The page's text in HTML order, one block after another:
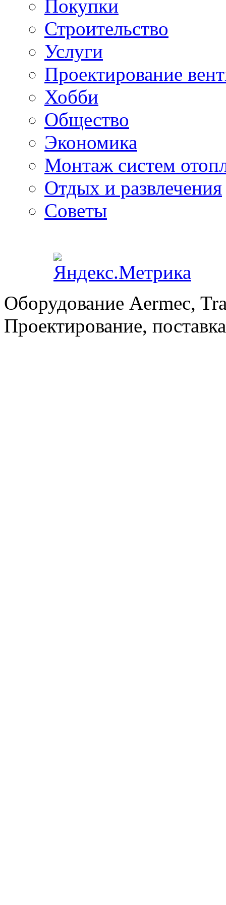
Покупки
Строительство
Услуги
Проектирование
Хобби
Общество
Экономика
Монтаж систем
Отдых и развлечения
Советы
Оборудование Aermec,
Проектирование,